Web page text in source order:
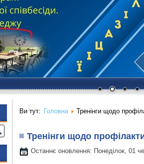
Ви тут: Головна Тренінги щодо
Тренінги щодо
Останнє оновлення: Понеділок, 01